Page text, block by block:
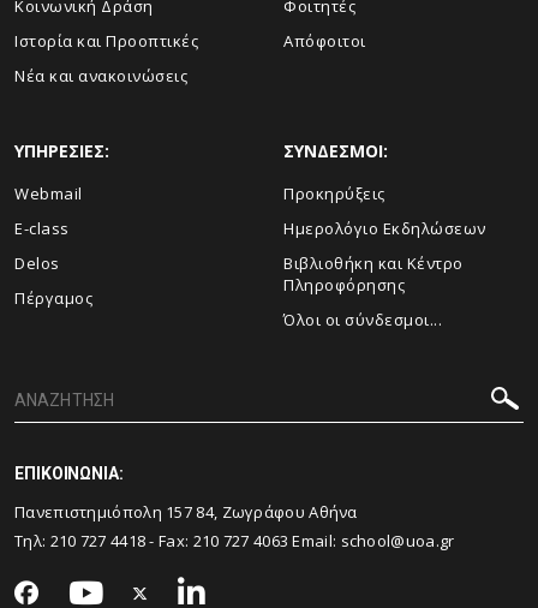
Κοινωνική Δράση
Ιστορία και Προοπτικές
Νέα και ανακοινώσεις
Φοιτητές
Απόφοιτοι
ΥΠΗΡΕΣΙΕΣ:
Webmail
E-class
Delos
Πέργαμος
ΣΥΝΔΕΣΜΟΙ:
Προκηρύξεις
Ημερολόγιο Εκδηλώσεων
Βιβλιοθήκη και Κέντρο
Πληροφόρησης
Όλοι οι σύνδεσμοι...
ΕΠΙΚΟΙΝΩΝΙΑ:
Πανεπιστημιόπολη 157 84, Ζωγράφου Αθήνα
Τηλ: 210 727 4418- Fax: 210 727 4063 Email: school@uoa.gr